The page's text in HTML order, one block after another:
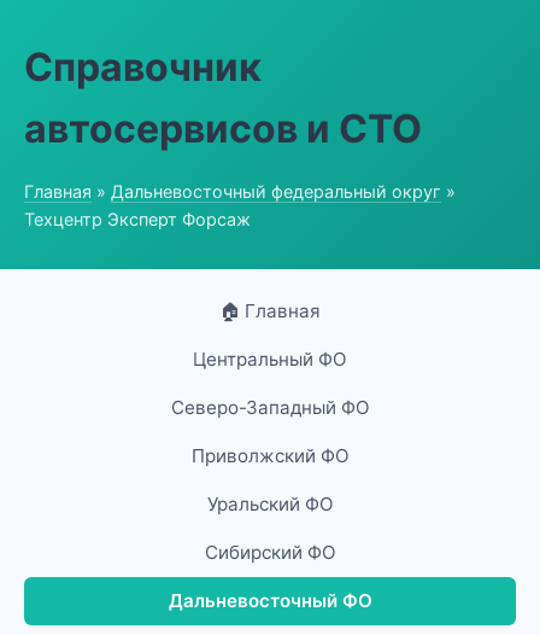
Справочник
автосервисов и СТО
Главная » Дальневосточный федеральный округ »
Техцентр Эксперт Форсаж
🏠 Главная
Центральный ФО
Северо-Западный ФО
Приволжский ФО
Уральский ФО
Сибирский ФО
Дальневосточный ФО